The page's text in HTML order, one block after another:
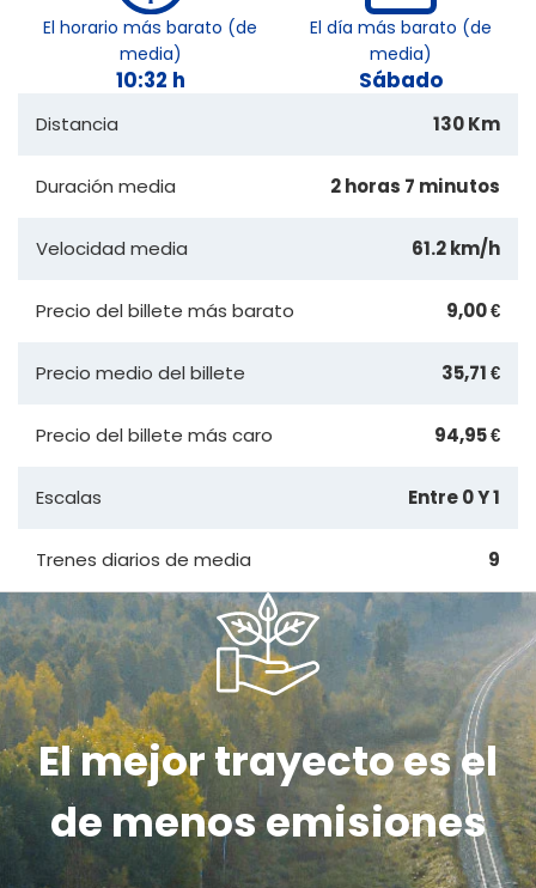
El horario más barato (de
media)
10:32 h
El día más barato (de
media)
Sábado
Distancia 130 Km
Duración media 2 horas 7 minutos
Velocidad media 61.2 km/h
Precio del billete más barato 9,00 €
Precio medio del billete 35,71 €
Precio del billete más caro 94,95 €
Escalas Entre 0 Y 1
Trenes diarios de media 9
El mejor trayecto es el
de menos emisiones